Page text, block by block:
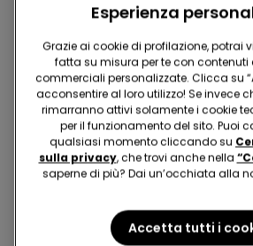
Acquista in negozio e ricevi
Rendi il tuo ordinedove vuoi
Cambia la mercein negozio
Programma Fedeltà TEZENIS
Esperienza
Grazie ai cookie di profilazione, potrai
fatta su misura per te con
commerciali personalizzate. Clicca su
acconsentire al loro utilizzo! Se invece
rimarranno attivi solamente i cookie
per il funzionamento del sito. Puoi
qualsiasi momento cliccando su
sulla privacy, che trovi anche nella
saperne di più? Dai un’occhiata alla
Accetta tutti i